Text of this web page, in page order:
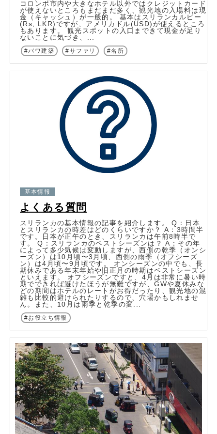
コロンボ市内や大きなホテル以外ではクレジットカード
が使えないところもまだまだ多く、観光地の入場料は現
金（キャッシュ）が一般的。 基本はスリランカルピー
(Rs, LKR)ですが、アメリカドル(USD)が使えるところ
もあります。 観光スポットの入口まできて現金が足り
ないことに気づき、...
バワ建築 サファリ 名所
よくある質問
基本情報
スリランカの基本情報の記事を紹介します。 Q：日本
とスリランカの時差はどのくらいですか？ A：3時間半
です。日本が正午のとき、スリランカは午前8時半で
す。 Q：スリランカのベストシーズンは？ A：その年
によって多少気候は変動しますが、西側の乾季（オンシ
ーズン）は10月頃〜3月頃、西側の雨季（オフシーズ
ン）は4月頃〜9月頃です。 オンシーズンの中でも、長
期休みである年末年始や旧正月の時期はベストシーズン
といえます。 オフシーズンですと、4月は非常に暑い時
期でできれば避けたほうが無難ですが、GWや夏休みな
どの期間はホテルのレートがお得だったり、観光地の混
雑も比較的避けられたりするので、穴場かもしれませ
ん。また、10月は雨季と乾季の変...
お役立ち情報